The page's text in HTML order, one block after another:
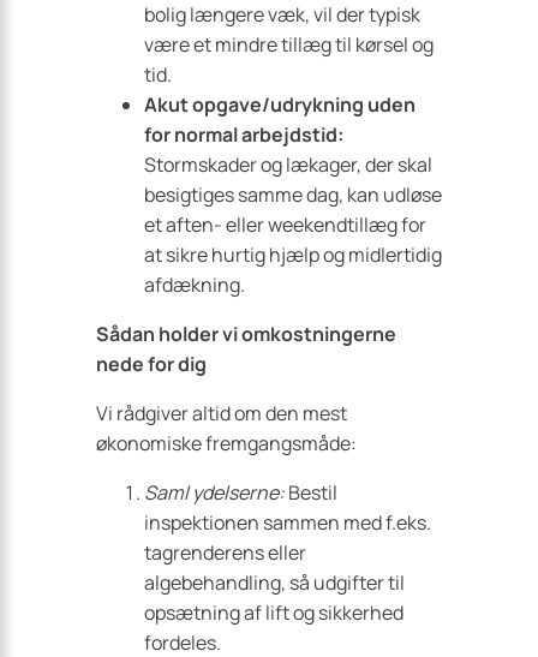
bolig længere væk, vil der typisk
være et mindre tillæg til kørsel og
tid.
Akut opgave/udrykning uden
for normal arbejdstid:
Stormskader og lækager, der skal
besigtiges samme dag, kan udløse
et aften- eller weekendtillæg for
at sikre hurtig hjælp og midlertidig
afdækning.
Sådan holder vi omkostningerne
nede for dig
Vi rådgiver altid om den mest
økonomiske fremgangsmåde:
Saml ydelserne:Bestil
inspektionen sammen med f.eks.
tagrenderens eller
algebehandling, så udgifter til
opsætning af lift og sikkerhed
fordeles.